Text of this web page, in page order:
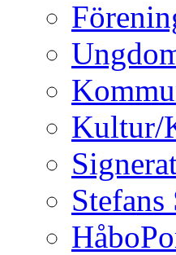
Kultur/
Stefans